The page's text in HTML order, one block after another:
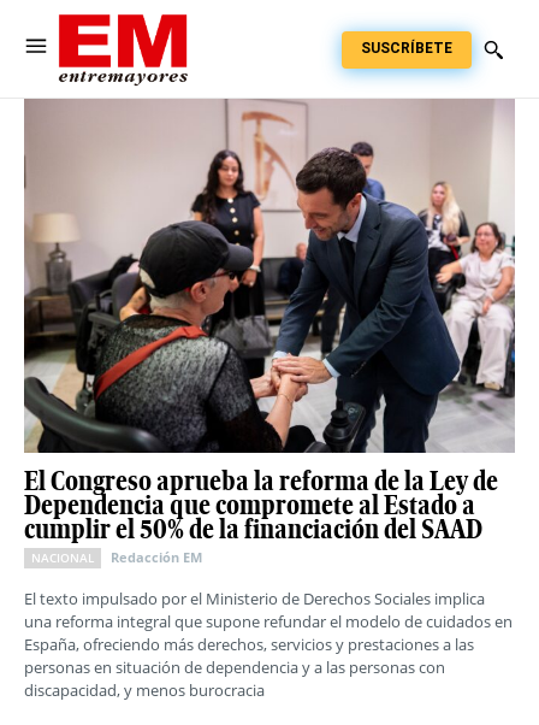
SUSCRÍBETE
El Congreso aprueba la reforma de la Ley de
Dependencia que compromete al Estado a
cumplir el 50% de la financiación del SAAD
NACIONAL Redacción EM
El texto impulsado por el Ministerio de Derechos Sociales implica
una reforma integral que supone refundar el modelo de cuidados en
España, ofreciendo más derechos, servicios y prestaciones a las
personas en situación de dependencia y a las personas con
discapacidad, y menos burocracia